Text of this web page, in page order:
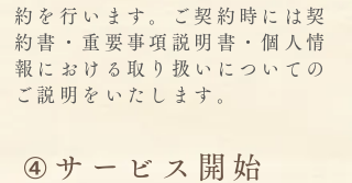
約を行います。ご契約時には契
約書・重要事項説明書・個人情
報における取り扱いについての
ご説明をいたします。
④サービス開始